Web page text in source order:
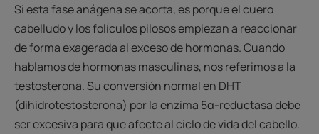
Si esta fase anágena se acorta, es porque el cuero
cabelludo y los folículos pilosos empiezan a reaccionar
de forma exagerada al exceso de hormonas. Cuando
hablamos de hormonas masculinas, nos referimos a la
testosterona. Su conversión normal en DHT
(dihidrotestosterona) por la enzima 5α-reductasa debe
ser excesiva para que afecte al ciclo de vida del cabello.